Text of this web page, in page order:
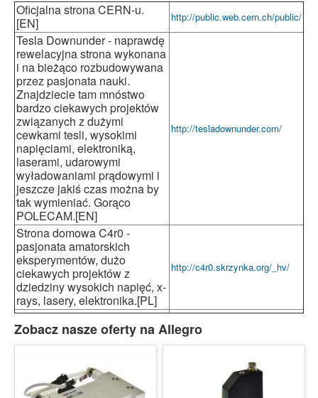
Oficjalna strona CERN-u.
[EN]
http://public.web.cern.ch/public/
Tesla Downunder - naprawdę
rewelacyjna strona wykonana
i na bieżąco rozbudowywana
przez pasjonata nauki.
Znajdziecie tam mnóstwo
bardzo ciekawych projektów
związanych z dużymi
cewkami tesli, wysokimi
napięciami, elektroniką,
laserami, udarowymi
wyładowaniami prądowymi i
jeszcze jakiś czas można by
tak wymieniać. Gorąco
POLECAM.[EN]
http://tesladownunder.com/
Strona domowa C4r0 -
pasjonata amatorskich
eksperymentów, dużo
ciekawych projektów z
dziedziny wysokich napięć, x-
rays, lasery, elektronika.[PL]
http://c4r0.skrzynka.org/_hv/
Zobacz nasze oferty na Allegro